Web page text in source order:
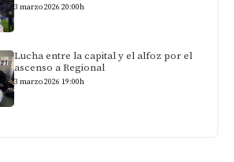
3 marzo 2026 20:00h
Lucha entre la capital y el alfoz por el
ascenso a Regional
3 marzo 2026 19:00h